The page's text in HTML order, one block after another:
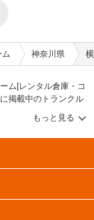
安心してご利用で
気設備を整えてい
数料（1部屋5,000
ンクルームの
お問い合わせくだ
だけます。 お得な
にしながらも、赤
このような細かい
らしさがうかがえ、
ム 神奈川県
ム[レンタル倉庫・コ
掲載中のトランクル
スを、借りたい地域
24時間出し入れ可能
ご希望の収納スペー
ボックスで気になる